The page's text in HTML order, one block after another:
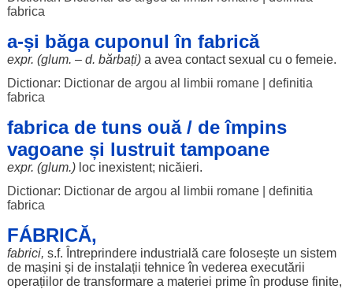
fabrica
a-și băga cuponul în fabrică
expr. (glum. – d. bărbați)a avea contact sexual cu o femeie.
Dictionar: Dictionar de argou al limbii romane| definitia
fabrica
fabrica de tuns ouă / de împins
vagoane și lustruit tampoane
expr. (glum.) loc inexistent; nicăieri.
Dictionar: Dictionar de argou al limbii romane| definitia
fabrica
FÁBRICĂ,
fabrici, s.f. Întreprindere industrială care foloseșteun sistem
de mașini și de instalații tehniceîn vederea executării
operațiilorde transformarea materiei primeîn produse finite,